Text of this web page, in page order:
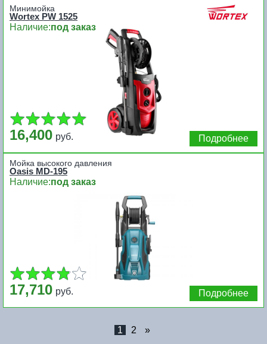
Минимойка
Wortex PW 1525
Наличие:под заказ
16,400 руб. Подробнее
Мойка высокого давления
Oasis MD-195
Наличие:под заказ
17,710 руб. Подробнее
1 2 »